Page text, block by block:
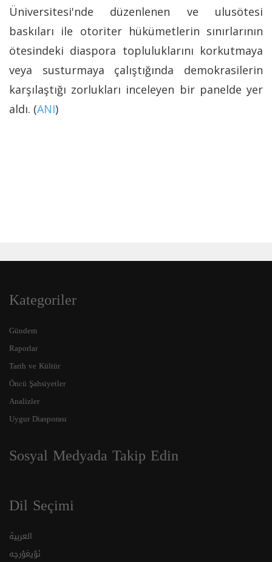
Üniversitesi'nde düzenlenen ve ulusötesi
baskıları ile otoriter hükümetlerin sınırlarının
ötesindeki diaspora topluluklarını korkutmaya
veya susturmaya çalıştığında demokrasilerin
karşılaştığı zorlukları inceleyen bir panelde yer
aldı. (ANI)
Kategoriler
Gündem
Raporlar
Tarih ve Kültür
Öncü Şahsiyetler
Analizler
Uygur Diasporası
Sosyal Medyada Takip Edin
Dil Seçimi
العربية
ئۇيغۇرچە